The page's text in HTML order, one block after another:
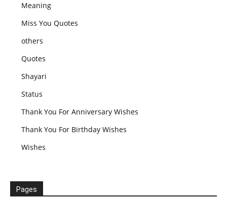
Meaning
Miss You Quotes
others
Quotes
Shayari
Status
Thank You For Anniversary Wishes
Thank You For Birthday Wishes
Wishes
Pages